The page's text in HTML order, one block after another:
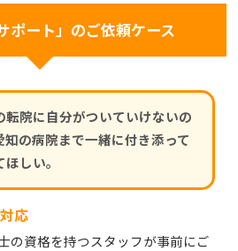
ポート」のご依頼ケース
転院に自分がついていけないの
知の病院まで一緒に付き添って
しい。
応
の資格を持つスタッフが事前にご